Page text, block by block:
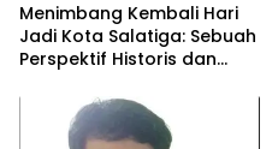
Menimbang Kembali Hari
Jadi Kota Salatiga: Sebuah
Perspektif Historis dan